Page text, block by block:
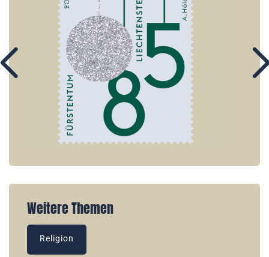
Weitere Themen
Religion